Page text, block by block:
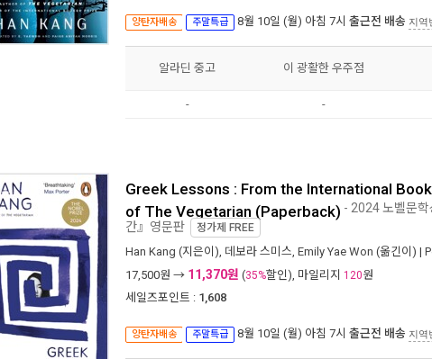
양탄자배송 주말특급 8월 10일 (월) 아침 7시 출근전 배송 지역
알라딘 중고 이 광활한 우주점
- -
Greek Lessons : From the International
of The Vegetarian (Paperback) - 2024 노벨문학
간』영문판 정가제 FREE
Han Kang (지은이), 데보라 스미스 Emily Yae Won (옮긴이) |
17,500원 → 11,370원 (35%할인), 마일리지 120원
세일즈포인트 : 1,608
양탄자배송 주말특급 8월 10일 (월) 아침 7시 출근전 배송 지역